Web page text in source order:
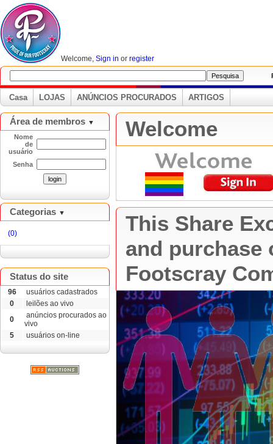
Welcome, Sign in or register
Casa LOJAS ANÚNCIOS PROCURADOS ARTIGOS
Área de membros ▼
Nome
de
usuário
Senha
Categorias ▼
(0)
Status do site
96
usuários cadastrados
0
leilões ao vivo
0
anúncios procurados ao
vivo
5
usuários on-line
Welcome
This Share
and purchase
Footscray